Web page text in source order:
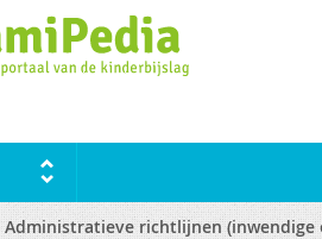
Administratieve richtlijnen (inwendige